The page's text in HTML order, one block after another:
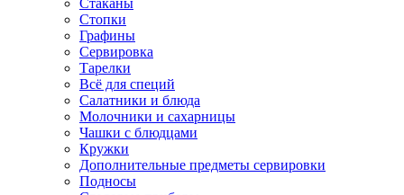
Стаканы
Стопки
Графины
Сервировка
Тарелки
Всё для специй
Салатники и блюда
Молочники и сахарницы
Чашки с блюдцами
Кружки
Дополнительные предметы сервировки
Подносы